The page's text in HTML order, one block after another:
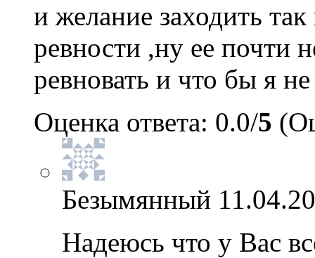
и желание заходить
ревности ,ну ее почти
ревновать и что бы я
Оценка ответа: 0.0/5
Безымянный
Надеюсь что у Вас